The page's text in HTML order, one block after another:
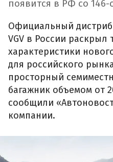
появится в РФ со
Официальный
VGV в России раскрыл
характеристики
для российского
просторный
багажник объемом от
сообщили
компании.